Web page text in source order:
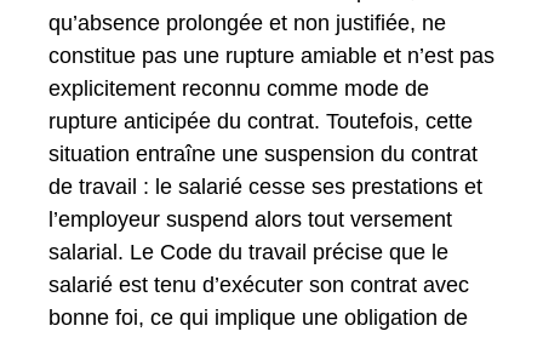
qu’absence prolongée et non justifiée, ne
constitue pas une rupture amiable et n’est pas
explicitement reconnu comme mode de
rupture anticipée du contrat. Toutefois, cette
situation entraîne une suspension du contrat
de travail : le salarié cesse ses prestations et
l’employeur suspend alors tout versement
salarial. Le Code du travail précise que le
salarié est tenu d’exécuter son contrat avec
bonne foi, ce qui implique une obligation de